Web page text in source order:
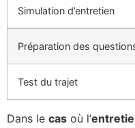
Simulation d’entretien
Préparation des
Test du trajet
Dans le cas où l’